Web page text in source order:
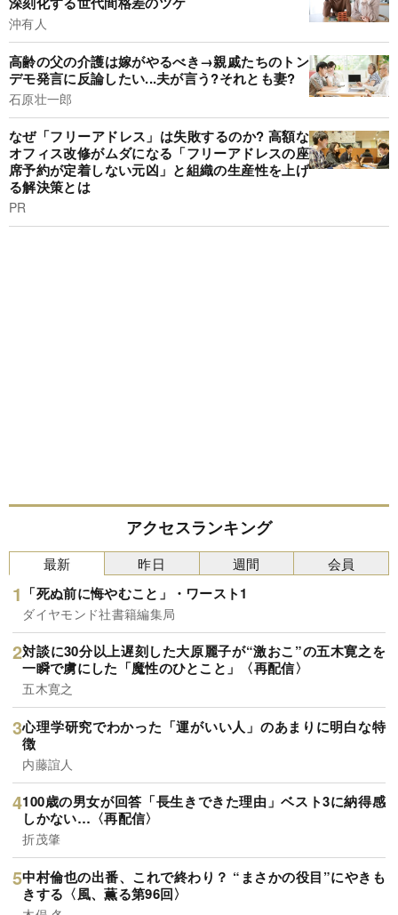
沖有人
高齢の父の介護は嫁がやるべき→親戚たちのトン
デモ発言に反論したい...夫が言う?それとも妻?
石原壮一郎
なぜ「フリーアドレス」は失敗するのか? 高額な
オフィス改修がムダになる「フリーアドレスの座
席予約が定着しない元凶」と組織の生産性を上げ
る解決策とは
PR
アクセスランキング
最新
「死ぬ前に悔やむこと」・ワースト1
ダイヤモンド社書籍編集局
対談に30分以上遅刻した大原麗子が“激おこ”の五木寛之を
一瞬で虜にした「魔性のひとこと」〈再配信〉
五木寛之
心理学研究でわかった「運がいい人」のあまりに明白な特
徴
内藤誼人
100歳の男女が回答「長生きできた理由」ベスト3に納得感
しかない…〈再配信〉
折茂肇
中村倫也の出番、これで終わり？ “まさかの役目”にやきも
きする〈風、薫る第96回〉
昨日 週間 会員